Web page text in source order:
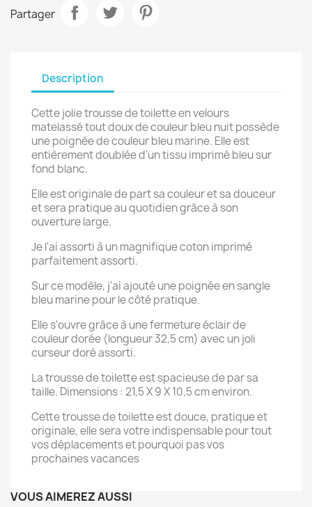
Partager
Description
Cette jolie trousse de toilette en velours
matelassé tout doux de couleur bleu nuit possède
une poignée de couleur bleu marine. Elle est
entièrement doublée d'un tissu imprimé bleu sur
fond blanc.
Elle est originale de part sa couleur et sa douceur
et sera pratique au quotidien grâce à son
ouverture large.
Je l'ai assorti à un magnifique coton imprimé
parfaitement assorti.
Sur ce modèle, j'ai ajouté une poignée en sangle
bleu marine pour le côté pratique.
Elle s'ouvre grâce à une fermeture éclair de
couleur dorée (longueur 32,5 cm) avec un joli
curseur doré assorti.
La trousse de toilette est spacieuse de par sa
taille. Dimensions : 21,5 X 9 X 10,5 cm environ.
Cette trousse de toilette est douce, pratique et
originale, elle sera votre indispensable pour tout
vos déplacements et pourquoi pas vos
prochaines vacances
VOUS AIMEREZ AUSSI
Créer une liste d'envies
Nom de la liste d'envies
Annuler Créer une liste d'envies